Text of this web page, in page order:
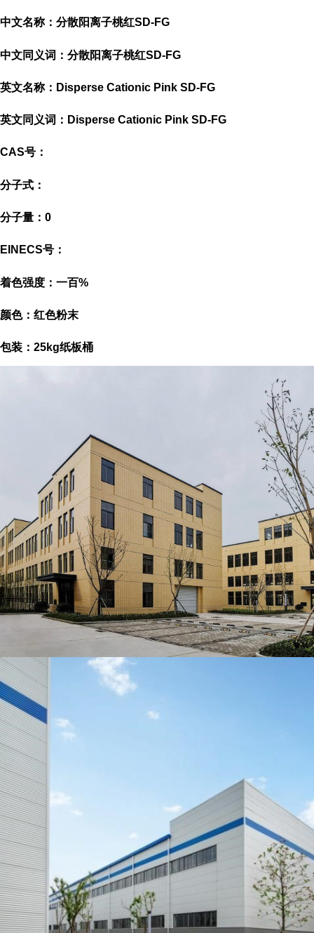
中文名称：分散阳离子桃红SD-FG
中文同义词：分散阳离子桃红SD-FG
英文名称：Disperse Cationic Pink SD-FG
英文同义词：Disperse Cationic Pink SD-FG
CAS号：
分子式：
分子量：0
EINECS号：
着色强度：一百%
颜色：红色粉末
包装：25kg纸板桶